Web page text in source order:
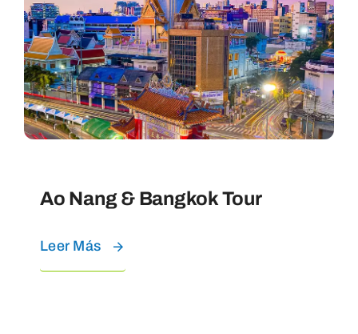
Ao Nang & Bangkok Tour
Leer Más